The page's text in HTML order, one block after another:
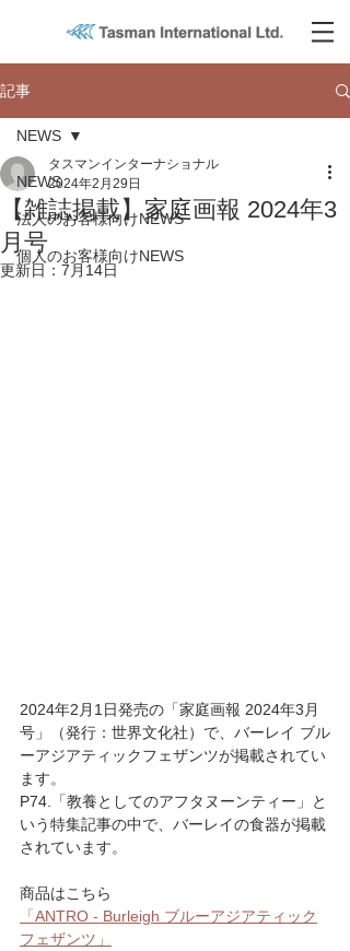
記事
NEWS
法人のお客様向けNEWS
個人のお客様向けNEWS
NEWS
【雑誌掲載】家庭画報 2024年3
月号
タスマンインターナショナル
2024年2月29日
更新日： 7月14日
2024年2月1日発売の「家庭画報 2024年3月
号」（発行：世界文化社）で、バーレイ ブル
ーアジアティックフェザンツが掲載されてい
ます。
P74.「教養としてのアフタヌーンティー」と
いう特集記事の中で、バーレイの食器が掲載
されています。
商品はこちら
「ANTRO - Burleigh ブルーアジアティック
フェザンツ」